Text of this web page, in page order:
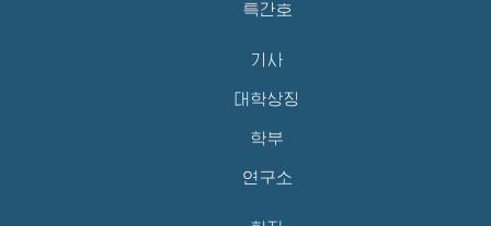
특간호
기사
대학상징
학부
연구소